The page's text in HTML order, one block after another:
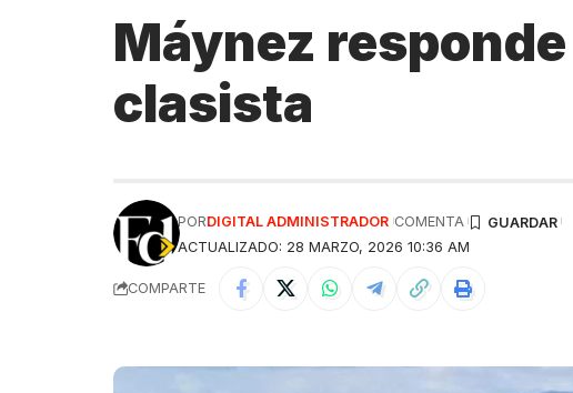
Máynez
clasista
ACTUALIZADO: 28 MARZO, 2026 10:36 AM
PORDIGITAL ADMINISTRADOR COMENTA
COMPARTE